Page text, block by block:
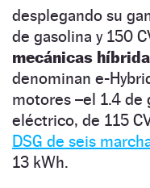
desplegando su
de gasolina y 150
mecánicas
denominan e-
motores –el 1.4 de
eléctrico, de 115
DSG de seis
13 kWh.